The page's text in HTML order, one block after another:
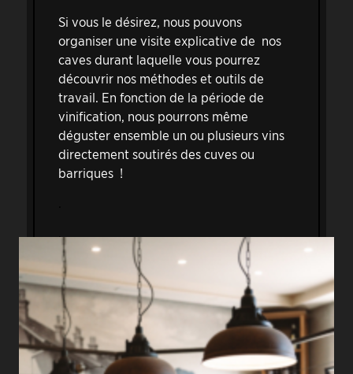
Si vous le désirez, nous pouvons
organiser une visite explicative de nos
caves durant laquelle vous pourrez
découvrir nos méthodes et outils de
travail. En fonction de la période de
vinification, nous pourrons même
déguster ensemble un ou plusieurs vins
directement soutirés des cuves ou
barriques !
.
En savoir plus